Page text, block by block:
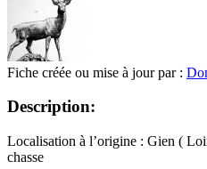
Fiche créée ou mise à jour par :
Description:
Localisation à l’origine : Gien (
chasse